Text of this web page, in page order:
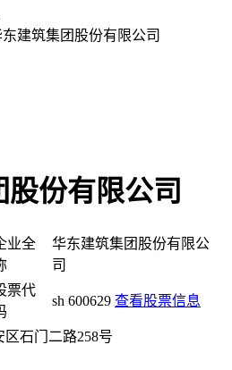
东建筑集团股份有限公司
份有限公司
业全
华东建筑集团股份有限公
司
票代
sh 600629 查看股票信息
区石门二路258号